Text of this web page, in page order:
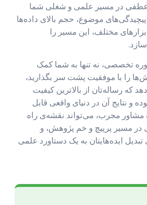
در مسیر علمی و شغلی شما
پیچیدگی‌های موضوع، حجم بالای داده‌ها
مختلف، این مسیر را
تخصصی، نه تنها به شما کمک
را با موفقیت پشت سر بگذارید،
که رساله‌تان از بالاترین کیفیت
و نتایج آن در دنیای واقعی قابل
مشاور مجرب، می‌تواند نقشه‌ی راه
در مسیر پرپیچ و خم پژوهش، و
تبدیل ایده‌هایتان به یک دستاورد علمی